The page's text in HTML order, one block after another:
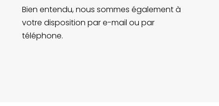
Bien entendu, nous sommes également à
votre disposition par e-mail ou par
téléphone.